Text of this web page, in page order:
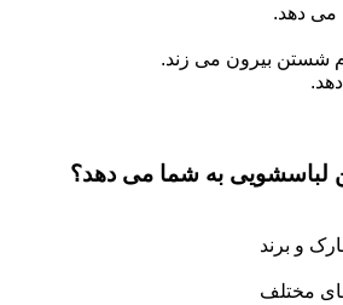
می دهد.
شستن بیرون می زند.
لباسشویی به شما می دهد؟
و برند
مختلف